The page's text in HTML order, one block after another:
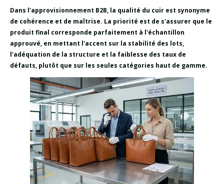
Dans l'approvisionnement B2B, la qualité du cuir est synonyme
de cohérence et de maîtrise. La priorité est de s'assurer que le
produit final corresponde parfaitement à l'échantillon
approuvé, en mettant l'accent sur la stabilité des lots,
l'adéquation de la structure et la faiblesse des taux de
défauts, plutôt que sur les seules catégories haut de gamme.